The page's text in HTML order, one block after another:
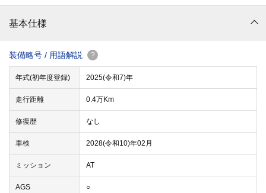
基本仕様
装備略号 / 用語解説 ?
年式(初年度登録) 2025(令和7)年
走行距離 0.4万Km
修復歴 なし
車検 2028(令和10)年02月
ミッション AT
AGS ○